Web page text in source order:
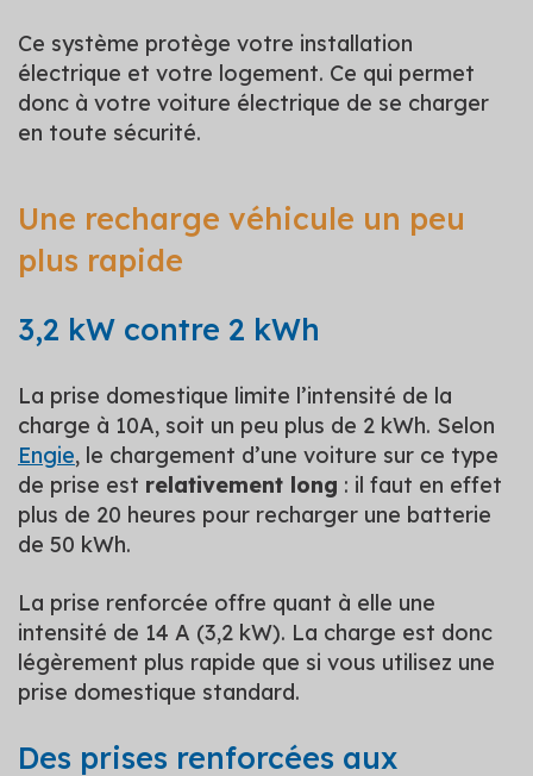
Ce système protège votre installation
électrique et votre logement. Ce qui permet
donc à votre voiture électrique de se charger
en toute sécurité.
Une recharge véhicule un peu
plus rapide
3,2 kW contre 2 kWh
La prise domestique limite l’intensité de la
charge à 10A, soit un peu plus de 2 kWh. Selon
Engie, le chargement d’une voiture sur ce type
de prise est relativement long : il faut en effet
plus de 20 heures pour recharger une batterie
de 50 kWh.
La prise renforcée offre quant à elle une
intensité de 14 A (3,2 kW). La charge est donc
légèrement plus rapide que si vous utilisez une
prise domestique standard.
Des prises renforcées aux